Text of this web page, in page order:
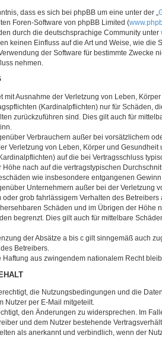
dass es sich bei phpBB um eine unter der „
Foren-Software von phpBB Limited (
durch die deutschsprachige Community unter
keinen Einfluss auf die Art und Weise, wie die
der Software für bestimmte Zwecke
nehmen.
mit Ausnahme der Verletzung von Leben,
(Kardinalpflichten) nur für Schäden,
zurückzuführen sind. Dies gilt auch für
Verbrauchern außer bei vorsätzlichem
Verletzung von Leben, Körper und
auf die bei Vertragsschluss
Höhe nach auf die vertragstypischen
wie insbesondere entgangenen
Unternehmern außer bei der Verletzung
oder grob fahrlässigem Verhalten des Betreibers
Schäden und im Übrigen der Höhe
begrenzt. Dies gilt auch für mittelbare
der Absätze a bis c gilt sinngemäß auch
Betreibers.
Haftung aus zwingendem nationalem Recht
die Nutzungsbedingungen und die
Nutzer per E-Mail mitgeteilt.
den Änderungen zu widersprechen. Im
und dem Nutzer bestehende
als anerkannt und verbindlich, wenn der